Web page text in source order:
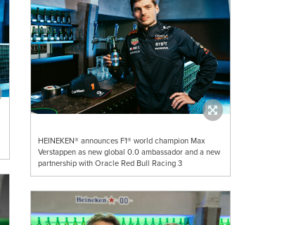
HEINEKEN® announces F1® world champion Max
Verstappen as new global 0.0 ambassador and a new
partnership with Oracle Red Bull Racing 3